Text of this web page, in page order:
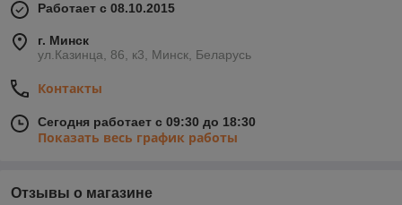
Работает с 08.10.2015
г. Минск
ул.Казинца, 86, к3, Минск, Беларусь
Контакты
Сегодня работает с 09:30 до 18:30
Показать весь график работы
Отзывы о магазине